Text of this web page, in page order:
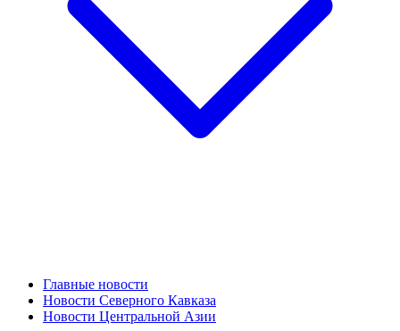
Главные новости
Новости Северного Кавказа
Новости Центральной Азии